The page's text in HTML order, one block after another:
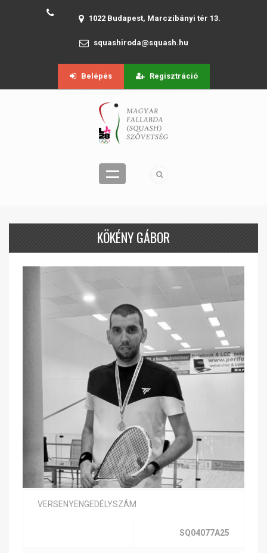
1022 Budapest, Marczibányi tér 13.
squashiroda@squash.hu
Belépés Regisztráció
KÖKÉNY GÁBOR
VERSENYENGEDÉLYSZÁM
SQ04077A25